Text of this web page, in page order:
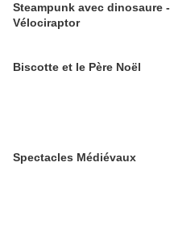
Steampunk avec dinosaure -
Vélociraptor
Biscotte et le Père Noël
Spectacles Médiévaux